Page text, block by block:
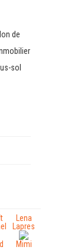
de
sol
Lena
Lapres
Mimi